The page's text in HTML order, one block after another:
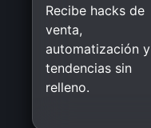
Recibe hacks de
venta,
automatización y
tendencias sin
relleno.